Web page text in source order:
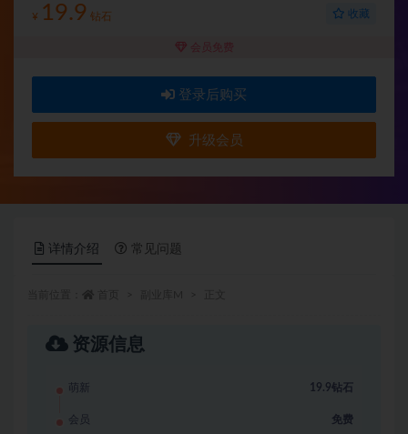
¥ 19.9 钻石 收藏
会员免费
登录后购买
升级会员
详情介绍 常见问题
资源信息
萌新 19.9钻石
会员 免费